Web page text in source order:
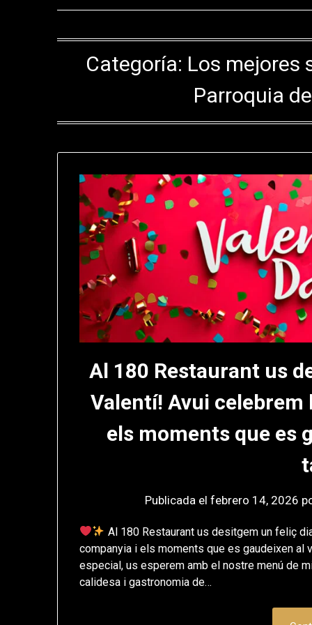
Categoría: Los mejores
Parroquia
Al 180 Restaurant us
Valentí! Avui celebrem
els moments que es
Publicada elfebrero 14, 2026
Al 180 Restaurant us desitgem un feliç
companyia i els moments que es gaudeixen al
especial, us esperem amb el nostre menú de
calidesa i gastronomia de…